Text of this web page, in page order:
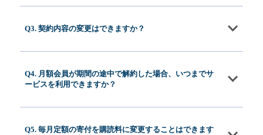
Q3. 契約内容の変更はできますか？
Q4. 月額会員が期間の途中で解約した場合、いつまでサ
ービスを利用できますか？
Q5. 毎月定額の寄付を購読料に変更することはできます